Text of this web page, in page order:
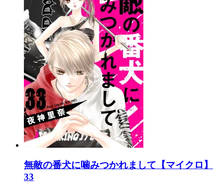
無敵の番犬に噛みつかれまして【マイクロ】
33